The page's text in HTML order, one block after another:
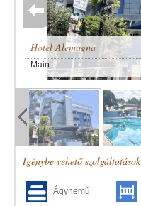
Hotel Alemagna
Main
Igénybe vehető szolgáltatások
Ágynemű